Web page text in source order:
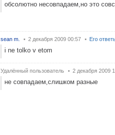
обсолютно несовпадаем,но это
sean m. 2 декабря 2009 00:57 Его
i ne tolko v etom
Удалённый пользователь 2 декабря 2009
не совпадаем,слишком разные